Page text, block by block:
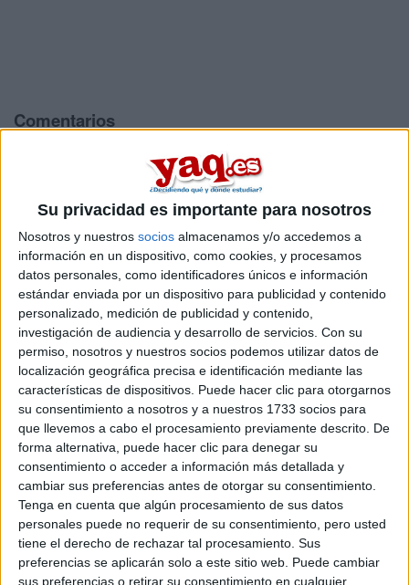
Su privacidad es importante para nosotros
Nosotros y nuestros socios almacenamos y/o accedemos a
información en un dispositivo, como cookies, y procesamos
datos personales, como identificadores únicos e información
estándar enviada por un dispositivo para publicidad y contenido
personalizado, medición de publicidad y contenido,
investigación de audiencia y desarrollo de servicios. Con su
permiso, nosotros y nuestros socios podemos utilizar datos de
localización geográfica precisa e identificación mediante las
características de dispositivos. Puede hacer clic para otorgarnos
su consentimiento a nosotros y a nuestros 1733 socios para
que llevemos a cabo el procesamiento previamente descrito. De
forma alternativa, puede hacer clic para denegar su
consentimiento o acceder a información más detallada y
cambiar sus preferencias antes de otorgar su consentimiento.
Tenga en cuenta que algún procesamiento de sus datos
personales puede no requerir de su consentimiento, pero usted
tiene el derecho de rechazar tal procesamiento. Sus
preferencias se aplicarán solo a este sitio web. Puede cambiar
sus preferencias o retirar su consentimiento en cualquier
Comentarios
Desconectado
Al final te admitieron?
Inicio Inicia sesiónoregístratepara enviar comentarios
24 de abril, 2025 - 07:36 (Responder a #2) #3
Aniitaa06
Desconectado
Síi, me aceptaron en la segunda convocatoria. En física la
nota había quedado como un 12,8 en la primera
convocatoria, yo quedé en la plaza 29 con un 12,78. Me
aceptaron en la segunda y la nota de corte quedó justamente
la mía (12,78). En la listas de resultas sí que bajó bastante y
en octubre la nota ya era 12,416. Matemáticas no me
acuerdo porque no estaba tan interesada tampoco, recuerdo
que en la segunda convocatoria tampoco habría podido
entrar. En la primera convocatoria me parece que había
quedado alrededor del 12,9 y en la segunda alrededor del
12,8.
En las resultas ya bajó a alrededor de 12,5